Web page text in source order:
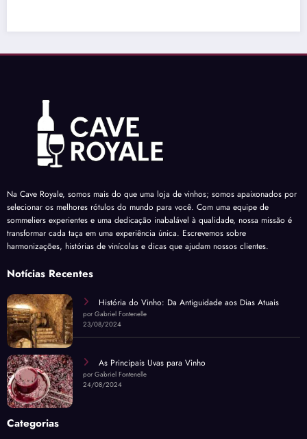
Na Cave Royale, somos mais do que uma loja de vinhos; somos apaixonados por
selecionar os melhores rótulos do mundo para você. Com uma equipe de
sommeliers experientes e uma dedicação inabalável à qualidade, nossa missão é
transformar cada taça em uma experiência única. Escrevemos sobre
harmonizações, histórias de vinícolas e dicas que ajudam nossos clientes.
Notícias Recentes
História do Vinho: Da Antiguidade aos Dias Atuais
por Gabriel Fontenelle
23/08/2024
As Principais Uvas para Vinho
por Gabriel Fontenelle
24/08/2024
Categorias